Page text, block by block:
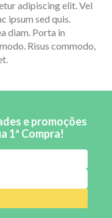
adipiscing elit. Vel
ipsum sed quis.
diam. Porta in
Risus commodo,
e promoções
1ª Compra!